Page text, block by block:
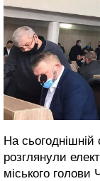
На сьогоднішній
розглянули
міського